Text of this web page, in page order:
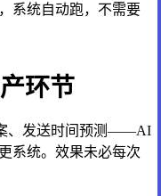
系统自动跑，不需要
环节
、发送时间预测——AI
系统。效果未必每次